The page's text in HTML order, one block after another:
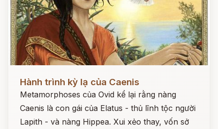
Hành trình kỳ lạ của Caenis
Metamorphoses của Ovid kể lại rằng nàng
Caenis là con gái của Elatus - thủ lĩnh tộc người
Lapith - và nàng Hippea. Xui xẻo thay, vốn sở